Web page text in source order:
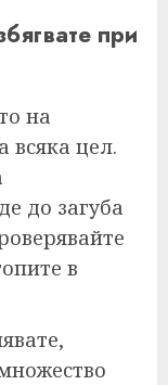
при
на
всяка цел.
до загуба
в